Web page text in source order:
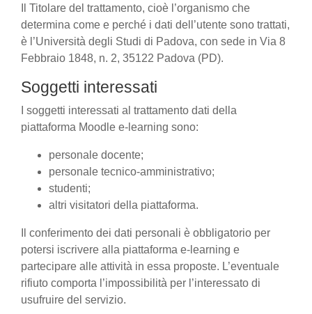
Il Titolare del trattamento, cioè l’organismo che
determina come e perché i dati dell’utente sono trattati,
è l’Università degli Studi di Padova, con sede in Via 8
Febbraio 1848, n. 2, 35122 Padova (PD).
Soggetti interessati
I soggetti interessati al trattamento dati della
piattaforma Moodle e-learning sono:
personale docente;
personale tecnico-amministrativo;
studenti;
altri visitatori della piattaforma.
Il conferimento dei dati personali è obbligatorio per
potersi iscrivere alla piattaforma e-learning e
partecipare alle attività in essa proposte. L’eventuale
rifiuto comporta l’impossibilità per l’interessato di
usufruire del servizio.